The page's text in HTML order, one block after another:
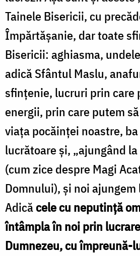
Tainele Bisericii, cu
Împărtăşanie, dar toate
Bisericii: aghiasma,
adică Sfântul Maslu,
sfinţenie, lucruri prin care
energii, prin care putem
viaţa pocăinţei noastre,
lucrătoare şi, „ajungând la
(cum zice despre Magi
Domnului), şi noi ajungem
Adicăcele cu neputinţă
întâmpla în noi prin
Dumnezeu, cu împreună-